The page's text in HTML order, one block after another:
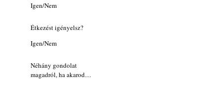
Igen/Nem
Étkezést igényelsz?
Igen/Nem
Néhány gondolat
magadról, ha akarod…